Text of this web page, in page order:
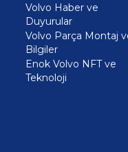
Volvo Haber ve
Duyurular
Volvo Parça Montaj
Bilgiler
Enok Volvo NFT ve
Teknoloji